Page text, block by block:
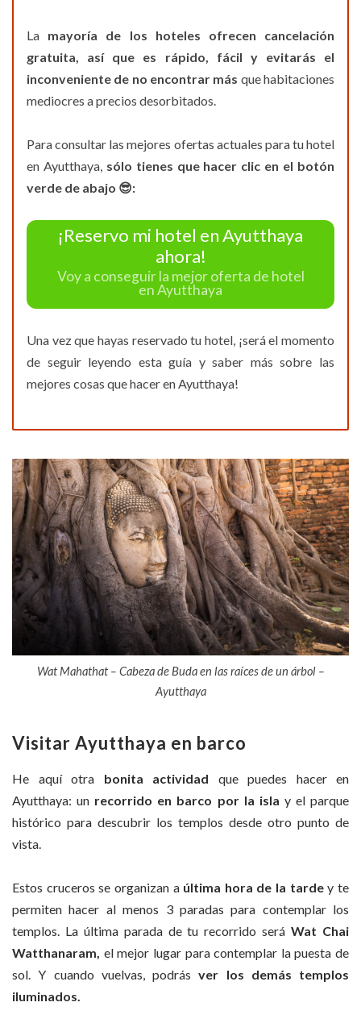
La mayoría de los hoteles ofrecen cancelación
gratuita, así que es rápido, fácil y evitarás el
inconveniente de no encontrar más que habitaciones
mediocres a precios desorbitados.
Para consultar las mejores ofertas actuales para tu hotel
en Ayutthaya,sólo tienes que hacer clic en el botón
verde de abajo 😎:
¡Reservo mi hotel en Ayutthaya
ahora!
Voy a conseguir la mejor oferta de hotel
en Ayutthaya
Una vez que hayas reservado tu hotel, ¡será el momento
de seguir leyendo esta guía y saber más sobre las
mejores cosas que hacer en Ayutthaya!
Wat Mahathat – Cabeza de Buda en las raíces de un árbol –
Ayutthaya
Visitar Ayutthaya en barco
He aquí otra bonita actividad que puedes hacer en
Ayutthaya: un recorrido en barco por la isla y el parque
histórico para descubrir los templos desde otro punto de
vista.
Estos cruceros se organizan a última hora de la tardey te
permiten hacer al menos 3 paradas para contemplar los
templos. La última parada de tu recorrido seráWat Chai
Watthanaram, el mejor lugar para contemplar la puesta de
sol. Y cuando vuelvas, podrásver los demás templos
iluminados.